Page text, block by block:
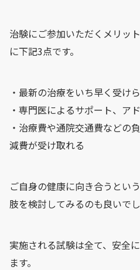
治験にご参加いただくメリッ
に下記3点です。
・最新の治療をいち早く受け
・専門医によるサポート、ア
・治療費や通院交通費などの
減費が受け取れる
ご自身の健康に向き合うとい
肢を検討してみるのも良いでし
実施される試験は全て、安全
ます。